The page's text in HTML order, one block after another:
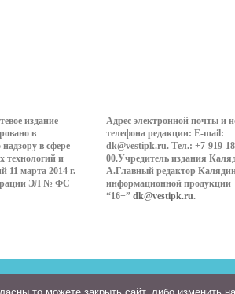
издание
в
в сфере
технологий и
11 марта 2014 г.
ЭЛ № ФС
Адрес электронной почты и
телефона редакции: E-mail:
dk@vestipk.ru. Тел.: +7-919-
00.Учредитель издания
А.Главный редактор
информационной продукции
“16+” dk@vestipk.ru.